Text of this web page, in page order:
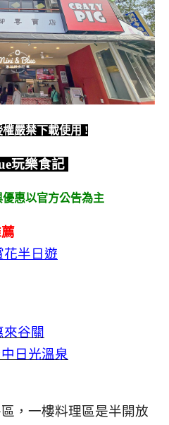
嚴禁下載使用 !
玩樂食記
惠以官方公告為主
花半日遊
來谷關
日光溫泉
，一樓料理區是半開放